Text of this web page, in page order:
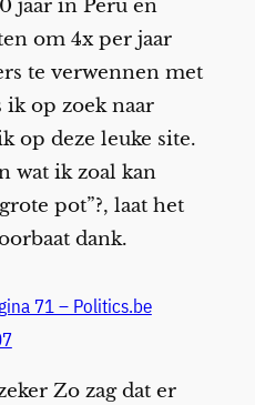
jaar in Peru en
om 4x per jaar
te verwennen met
ik op zoek naar
op deze leuke site.
wat ik zoal kan
pot”?, laat het
dank.
71 – Politics.be
Zo zag dat er